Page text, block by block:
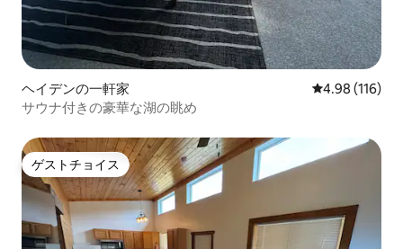
ヘイデンの一軒家 レビュー116
4.98 (116)
サウナ付きの豪華な湖の眺め
ゲストチョイス
ゲストチョイス